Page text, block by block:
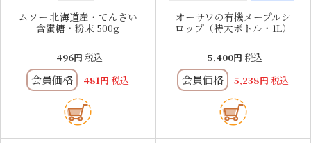
ムソー 北海道産・てんさい
含蜜糖・粉末 500g
496 税込
会員価格 481 税込
オーサワの有機メープルシ
ロップ（特大ボトル・1L）
5,400 税込
会員価格 5,238 税込